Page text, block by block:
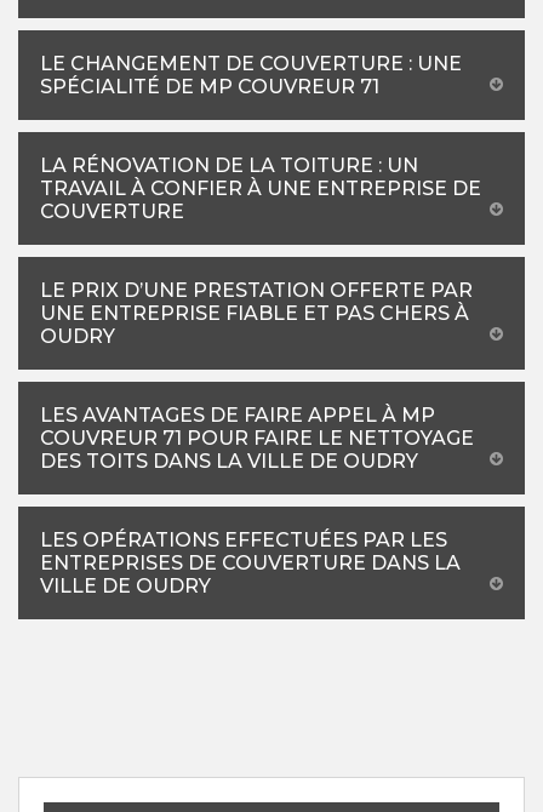
LE CHANGEMENT DE COUVERTURE : UNE
SPÉCIALITÉ DE MP COUVREUR 71
LA RÉNOVATION DE LA TOITURE : UN
TRAVAIL À CONFIER À UNE ENTREPRISE DE
COUVERTURE
LE PRIX D’UNE PRESTATION OFFERTE PAR
UNE ENTREPRISE FIABLE ET PAS CHERS À
OUDRY
LES AVANTAGES DE FAIRE APPEL À MP
COUVREUR 71 POUR FAIRE LE NETTOYAGE
DES TOITS DANS LA VILLE DE OUDRY
LES OPÉRATIONS EFFECTUÉES PAR LES
ENTREPRISES DE COUVERTURE DANS LA
VILLE DE OUDRY